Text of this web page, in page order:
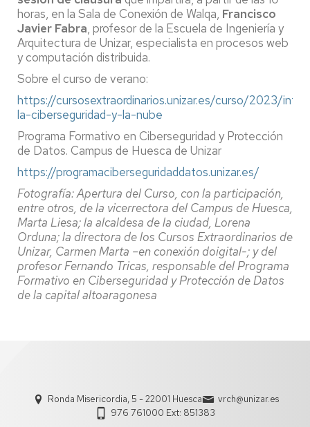
horas, en la Sala de Conexión de Walqa, Francisco
Javier Fabra, profesor de la Escuela de Ingeniería y
Arquitectura de Unizar, especialista en procesos web
y computación distribuida.
Sobre el curso de verano:
https://cursosextraordinarios.unizar.es/curso/2023/
la-ciberseguridad-y-la-nube
Programa Formativo en Ciberseguridad y Protección
de Datos. Campus de Huesca de Unizar
https://programaciberseguridaddatos.unizar.es/
Fotografía: Apertura del Curso, con la participación,
entre otros, de la vicerrectora del Campus de Huesca,
Marta Liesa; la alcaldesa de la ciudad, Lorena
Orduna; la directora de los Cursos Extraordinarios de
Unizar, Carmen Marta –en conexión doigital-; y del
profesor Fernando Tricas, responsable del Programa
Formativo en Ciberseguridad y Protección de Datos
de la capital altoaragonesa
Ronda Misericordia, 5 - 22001 Huesca
vrch@unizar.es
976 761000 Ext: 851383